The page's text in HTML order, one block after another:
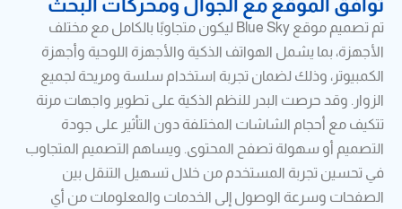
توافق الموقع مع الجوال ومحركات البحث
تم تصميم موقع Blue Sky ليكون متجاوبًا بالكامل مع مختلف
الأجهزة، بما يشمل الهواتف الذكية والأجهزة اللوحية وأجهزة
الكمبيوتر، وذلك لضمان تجربة استخدام سلسة ومريحة لجميع
الزوار. وقد حرصت البدر للنظم الذكية على تطوير واجهات مرنة
تتكيف مع أحجام الشاشات المختلفة دون التأثير على جودة
التصميم أو سهولة تصفح المحتوى. ويساهم التصميم المتجاوب
في تحسين تجربة المستخدم من خلال تسهيل التنقل بين
الصفحات وسرعة الوصول إلى الخدمات والمعلومات من أي